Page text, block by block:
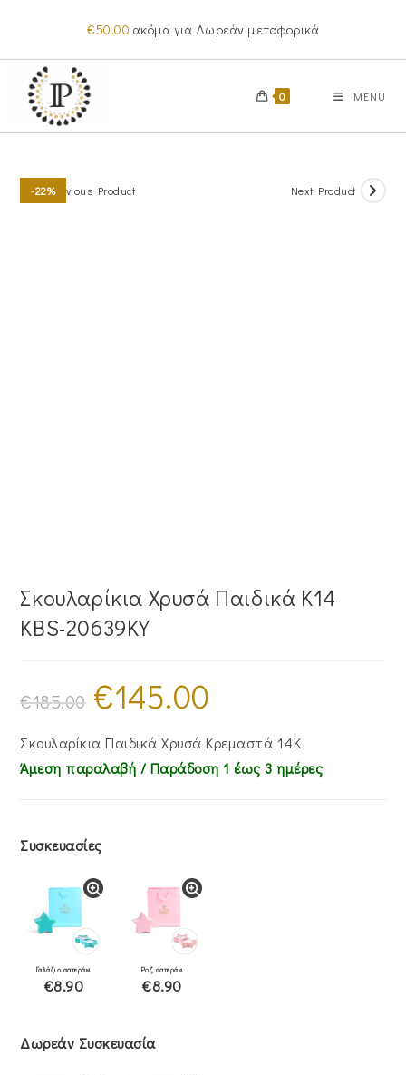
content
€50.00 ακόμα για Δωρεάν μεταφορικά
0 MENU
-22%Previous Product Next Product
Σκουλαρίκια Χρυσά Παιδικά Κ14
KBS-20639KY
€185.00
Original
price
was:
€145.00
€145.00.
Σκουλαρίκια Παιδικά Χρυσά Κρεμαστά 14Κ
Άμεση παραλαβή / Παράδoση 1 έως 3 ημέρες
Συσκευασίες
Γαλάζιο αστεράκι
€8.90
Ροζ αστεράκι
€8.90
Δωρεάν Συσκευασία